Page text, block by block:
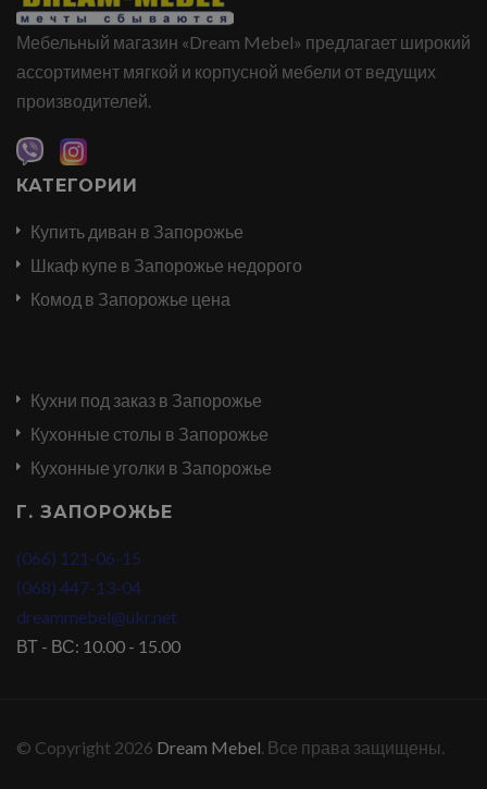
Мебельный магазин «Dream Mebel» предлагает широкий
ассортимент мягкой и корпусной мебели от ведущих
производителей.
КАТЕГОРИИ
Купить диван в Запорожье
Шкаф купе в Запорожье недорого
Комод в Запорожье цена
Кухни под заказ в Запорожье
Кухонные столы в Запорожье
Кухонные уголки в Запорожье
Г. ЗАПОРОЖЬЕ
(066) 121-06-15
(068) 447-13-04
dreammebel@ukr.net
ВТ - ВС: 10.00 - 15.00
© Copyright 2026 Dream Mebel. Все права защищены.